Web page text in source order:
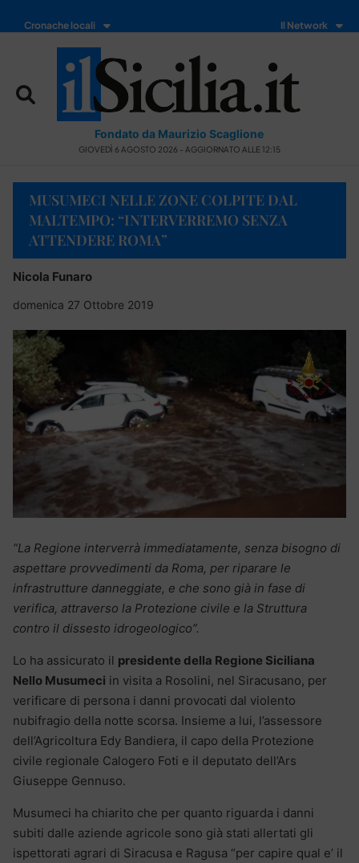
Cronache locali Il Network
Fondato da Maurizio Scaglione
GIOVEDÌ 6 AGOSTO 2026 - AGGIORNATO ALLE 12:15
MUSUMECI NELLE ZONE COLPITE DAL
MALTEMPO: “INTERVERREMO SENZA
ATTENDERE ROMA”
Nicola Funaro
domenica 27 Ottobre 2019
“La Regione interverrà immediatamente, senza bisogno di
aspettare provvedimenti da Roma, per riparare le
infrastrutture danneggiate, e che sono già in fase di
verifica, attraverso la Protezione civile e la Struttura
contro il dissesto idrogeologico”.
Lo ha assicurato il presidente della Regione Siciliana
Nello Musumeci in visita a Rosolini, nel Siracusano, per
verificare di persona i danni provocati dal violento
nubifragio della notte scorsa. Insieme a lui, l’assessore
dell’Agricoltura Edy Bandiera, il capo della Protezione
civile regionale Calogero Foti e il deputato dell’Ars
Giuseppe Gennuso.
Musumeci ha chiarito che per quanto riguarda i danni
subiti dalle aziende agricole sono già stati allertati gli
ispettorati agrari di Siracusa e Ragusa “per capire qual e’ il